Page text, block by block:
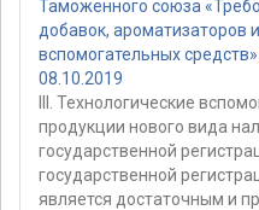
Таможенного союза
добавок, ароматизаторов
вспомогательных
08.10.2019
III. Технологические
продукции нового вида
государственной
государственной
является достаточным и